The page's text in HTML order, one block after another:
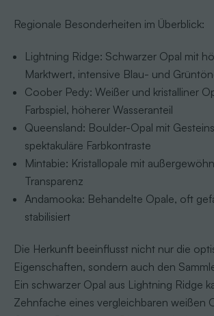
Regionale Besonderheiten im Überblick:
Lightning Ridge: Schwarzer Opal mit
Marktwert, intensive Blau- und
Coober Pedy: Weißer und kristalliner
Farbspiel, höherer Wasseranteil
Queensland: Boulder-Opal mit
spektakuläre Farbkontraste
Mintabie: Kristallopale mit
Transparenz
Andamooka: Behandelte Opale, oft
stabilisiert
Die Herkunft beeinflusst nicht nur die
Eigenschaften, sondern auch den
Ein schwarzer Opal aus Lightning Ridge
Zehnfache eines vergleichbaren weißen